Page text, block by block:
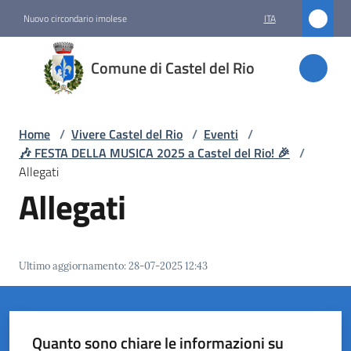
Nuovo circondario imolese ITA
Comune di Castel del Rio
Comune
di
Castel
Amministrazione
Castel
Home / Vivere Castel del Rio / Eventi /
🎶 FESTA DELLA MUSICA 2025 a Castel del Rio! 🎉 /
Allegati
Allegati
Ultimo aggiornamento:28-07-2025 12:43
Quanto sono chiare le informazioni su